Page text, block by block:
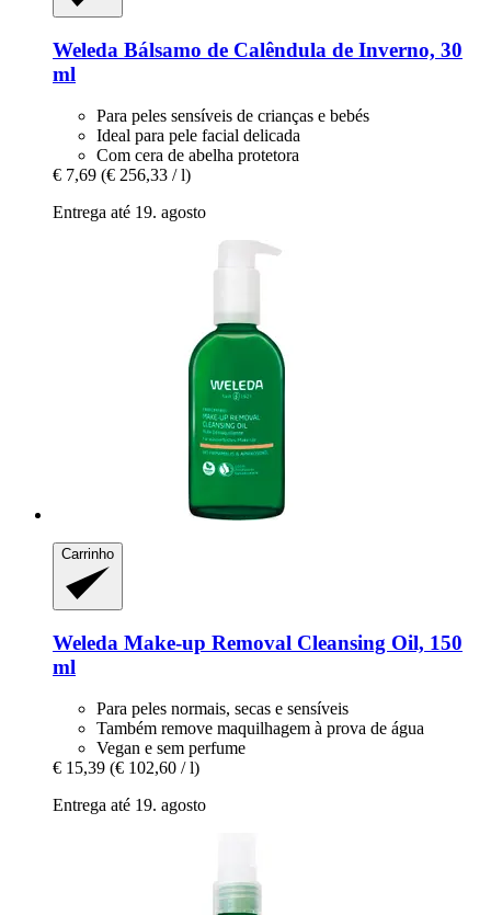
Weleda Bálsamo de Calêndula de Inverno, 30
ml
Para peles sensíveis de crianças e bebés
Ideal para pele facial delicada
Com cera de abelha protetora
€ 7,69 (€ 256,33 / l)
Entrega até 19. agosto
Carrinho
Weleda Make-​up Removal Cleansing Oil, 150
ml
Para peles normais, secas e sensíveis
Também remove maquilhagem à prova de água
Vegan e sem perfume
€ 15,39 (€ 102,60 / l)
Entrega até 19. agosto